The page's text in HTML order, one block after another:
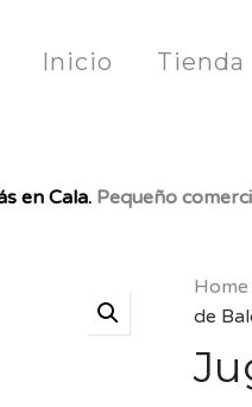
Inicio Tienda
en Cala. Pequeño
Home
de